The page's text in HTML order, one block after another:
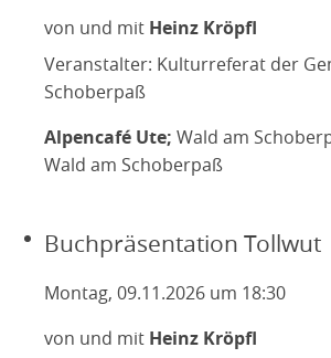
TEXTE
IN MEMORIAM
von und mit Heinz Kröpfl
Veranstalter: Kulturreferat der
Schoberpaß
Alpencafé Ute; Wald am
Wald am Schoberpaß
Buchpräsentation Tollwut
Montag, 09.11.2026 um 18:30
von und mit Heinz Kröpfl